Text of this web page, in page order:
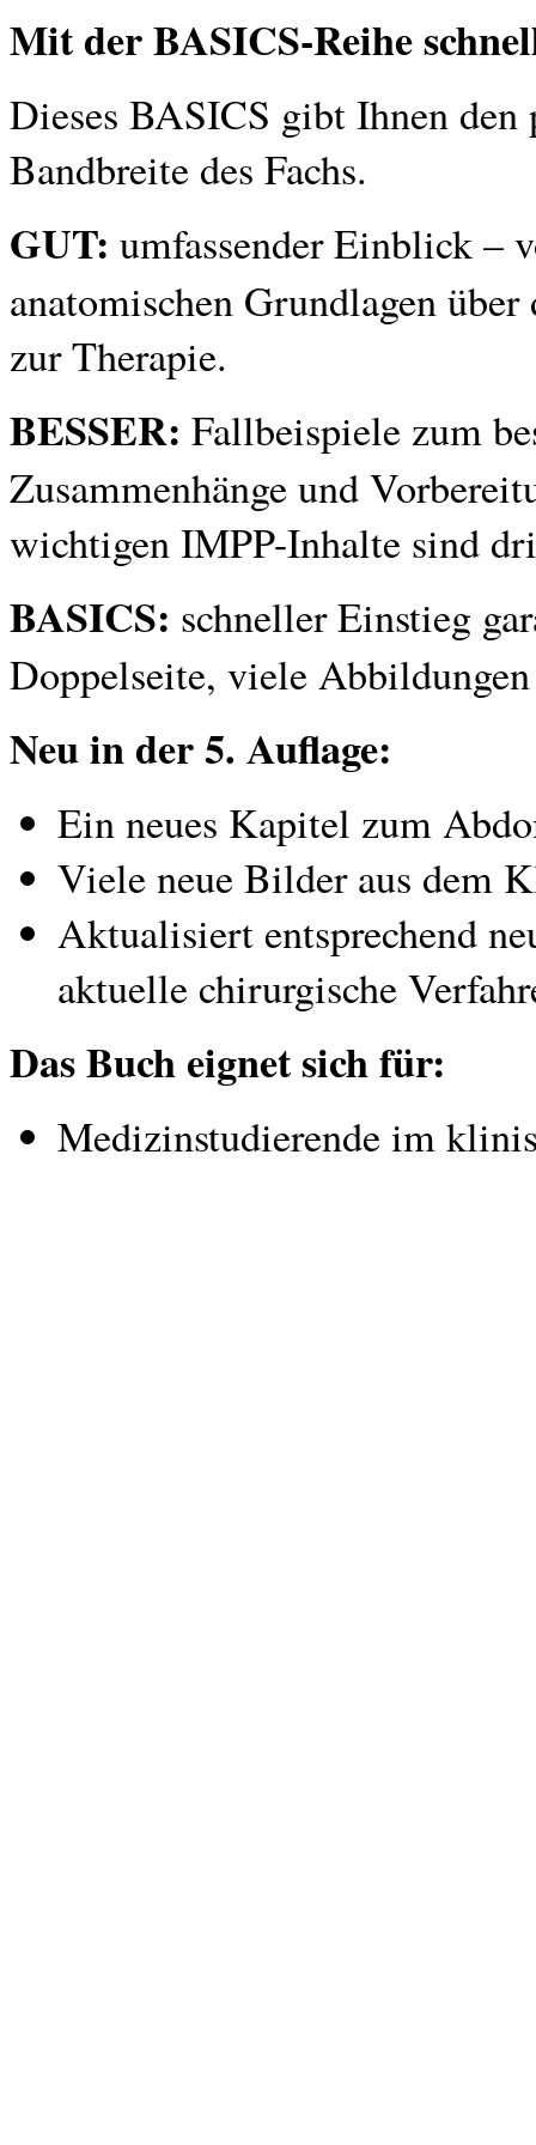
Mit der BASICS-Reihe
Dieses BASICS gibt Ihnen
Bandbreite des Fachs.
GUT: umfassender Einblick –
anatomischen Grundlagen
zur Therapie.
BESSER: Fallbeispiele zum
Zusammenhänge und
wichtigen IMPP-Inhalte sind
BASICS: schneller Einstieg
Doppelseite, viele
Neu in der 5. Auflage:
Ein neues Kapitel zum
Viele neue Bilder aus dem
Aktualisiert entsprechend
aktuelle chirurgische
Das Buch eignet sich für:
Medizinstudierende im